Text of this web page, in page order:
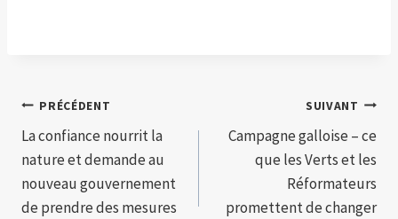
Navigation
de
l’article
PRÉCÉDENT
La confiance nourrit la
nature et demande au
nouveau gouvernement
de prendre des mesures
SUIVANT
Campagne galloise – ce
que les Verts et les
Réformateurs
promettent de changer